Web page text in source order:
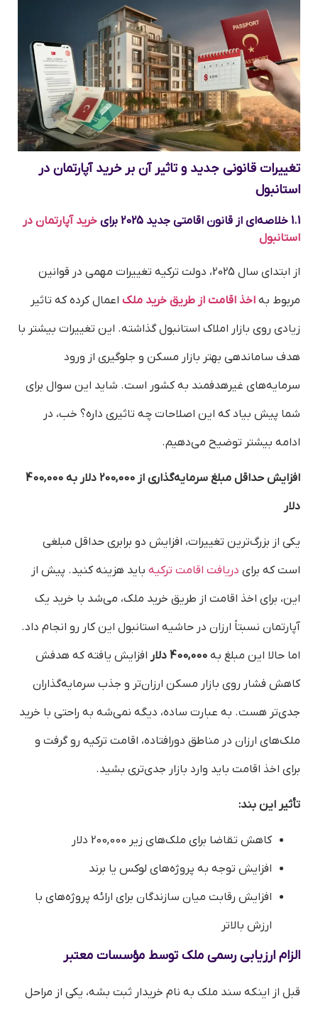
تغییرات قانونی جدید و تاثیر آن بر خرید آپارتمان در
استانبول
1.1 خلاصه‌ای از قانون اقامتی جدید 2025 برای
خرید آپارتمان در
استانبول
از ابتدای سال 2025، دولت ترکیه تغییرات مهمی در قوانین
مربوط به اخذ اقامت از طریق خرید ملک اعمال کرده که تاثیر
زیادی روی بازار املاک استانبول گذاشته. این تغییرات بیشتر با
هدف ساماندهی بهتر بازار مسکن و جلوگیری از ورود
سرمایه‌های غیرهدفمند به کشور است. شاید این سوال برای
شما پیش بیاد که این اصلاحات چه تاثیری داره؟ خب، در
ادامه بیشتر توضیح می‌دهیم.
افزایش حداقل مبلغ سرمایه‌گذاری از 200,000 دلار به 400,000
دلار
یکی از بزرگ‌ترین تغییرات، افزایش دو برابری حداقل مبلغی
است که برای دریافت اقامت ترکیه باید هزینه کنید. پیش از
این، برای اخذ اقامت از طریق خرید ملک، می‌شد با خرید یک
آپارتمان نسبتاً ارزان در حاشیه استانبول این کار رو انجام داد.
اما حالا این مبلغ به 400,000 دلار
افزایش یافته که هدفش
کاهش فشار روی بازار مسکن ارزان‌تر و جذب سرمایه‌گذاران
جدی‌تر هست. به عبارت ساده، دیگه نمی‌شه به راحتی با خرید
ملک‌های ارزان در مناطق دورافتاده، اقامت ترکیه رو گرفت و
برای اخذ اقامت باید وارد بازار جدی‌تری بشید.
تأثیر این بند:
کاهش تقاضا برای ملک‌های زیر 200,000 دلار
افزایش توجه به پروژه‌های لوکس یا برند
افزایش رقابت میان سازندگان برای ارائه پروژه‌های با
ارزش بالاتر
الزام ارزیابی رسمی ملک توسط مؤسسات معتبر
قبل از اینکه سند ملک به نام خریدار ثبت بشه، یکی از مراحل